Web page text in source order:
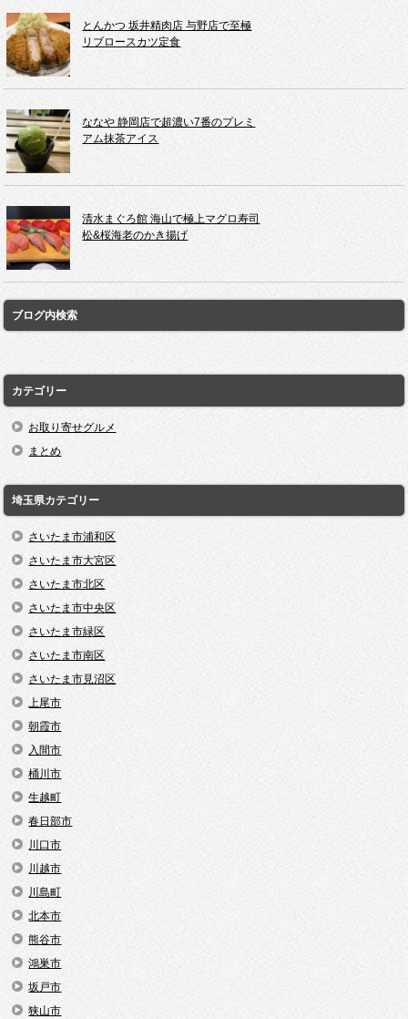
とんかつ 坂井精肉店 与野店で至極
リブロースカツ定食
ななや 静岡店で超濃い7番のプレミ
アム抹茶アイス
清水まぐろ館 海山で極上マグロ寿司
松&桜海老のかき揚げ
ブログ内検索
カテゴリー
お取り寄せグルメ
まとめ
埼玉県カテゴリー
さいたま市浦和区
さいたま市大宮区
さいたま市北区
さいたま市中央区
さいたま市緑区
さいたま市南区
さいたま市見沼区
上尾市
朝霞市
入間市
桶川市
生越町
春日部市
川口市
川越市
川島町
北本市
熊谷市
鴻巣市
坂戸市
狭山市